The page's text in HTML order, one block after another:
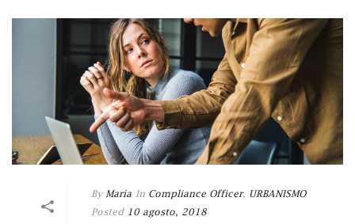
By María In Compliance Officer, URBANISMO
Posted 10 agosto, 2018